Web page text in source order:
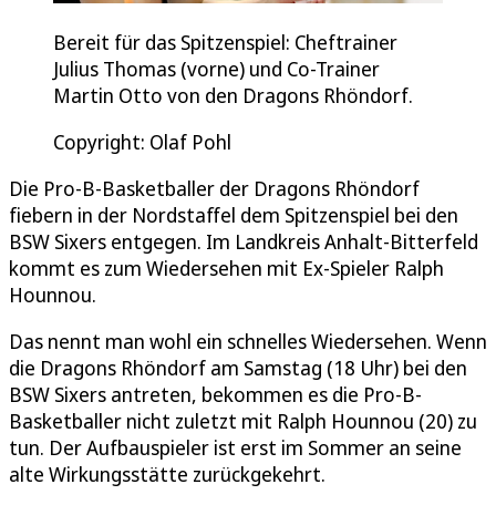
Bereit für das Spitzenspiel: Cheftrainer
Julius Thomas (vorne) und Co-Trainer
Martin Otto von den Dragons Rhöndorf.
Copyright: Olaf Pohl
Die Pro-B-Basketballer der Dragons Rhöndorf
fiebern in der Nordstaffel dem Spitzenspiel bei den
BSW Sixers entgegen. Im Landkreis Anhalt-Bitterfeld
kommt es zum Wiedersehen mit Ex-Spieler Ralph
Hounnou.
Das nennt man wohl ein schnelles Wiedersehen. Wenn
die Dragons Rhöndorf am Samstag (18 Uhr) bei den
BSW Sixers antreten, bekommen es die Pro-B-
Basketballer nicht zuletzt mit Ralph Hounnou (20) zu
tun. Der Aufbauspieler ist erst im Sommer an seine
alte Wirkungsstätte zurückgekehrt.